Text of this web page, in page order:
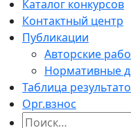
Каталог конкурсов
Контактный центр
Публикации
Авторские
Нормативные
Таблица
Орг.взнос
Найти: